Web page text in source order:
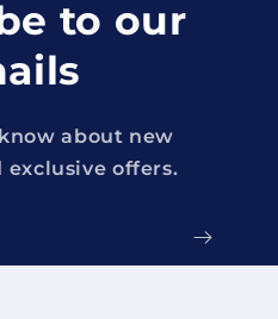
to our
about new
exclusive offers.